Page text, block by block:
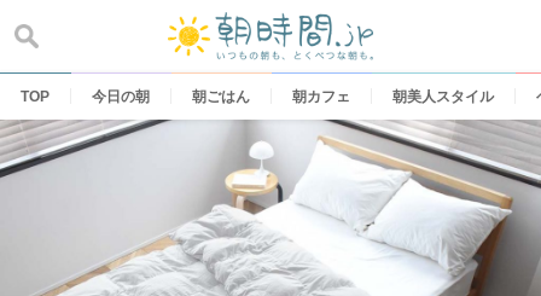
content
TOP 今日の朝 朝ごはん 朝カフェ 朝美人スタイル